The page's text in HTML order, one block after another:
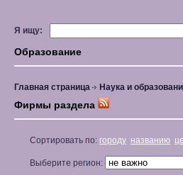
Я ищу:
Образование
Главная страница Наука и
Фирмы раздела
Сортировать по: городу названию
Выберите регион: